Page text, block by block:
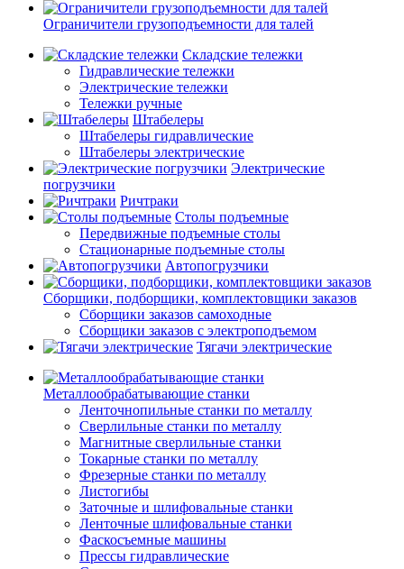
Ограничители грузоподъемности для талей
Складские тележки
Гидравлические тележки
Электрические тележки
Тележки ручные
Штабелеры
Штабелеры гидравлические
Штабелеры электрические
Электрические
погрузчики
Ричтраки
Столы подъемные
Передвижные подъемные столы
Стационарные подъемные столы
Автопогрузчики
Сборщики, подборщики, комплектовщики заказов
Сборщики заказов самоходные
Сборщики заказов с электроподъемом
Тягачи электрические
Металлообрабатывающие станки
Ленточнопильные станки по металлу
Сверлильные станки по металлу
Магнитные сверлильные станки
Токарные станки по металлу
Фрезерные станки по металлу
Листогибы
Заточные и шлифовальные станки
Ленточные шлифовальные станки
Фаскосъемные машины
Прессы гидравлические